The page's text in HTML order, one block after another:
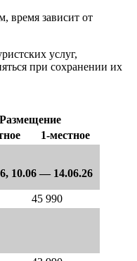
время зависит от
услуг,
при сохранении их
Размещение
1-местное
10.06 — 14.06.26
45 990